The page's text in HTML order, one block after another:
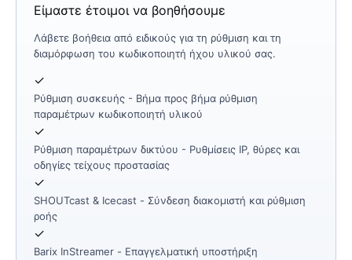
Είμαστε έτοιμοι να βοηθήσουμε
Λάβετε βοήθεια από ειδικούς για τη ρύθμιση και τη
διαμόρφωση του κωδικοποιητή ήχου υλικού σας.
✓
Ρύθμιση συσκευής - Βήμα προς βήμα ρύθμιση
παραμέτρων κωδικοποιητή υλικού
✓
Ρύθμιση παραμέτρων δικτύου - Ρυθμίσεις IP, θύρες και
οδηγίες τείχους προστασίας
✓
SHOUTcast & Icecast - Σύνδεση διακομιστή και ρύθμιση
ροής
✓
Barix InStreamer - Επαγγελματική υποστήριξη